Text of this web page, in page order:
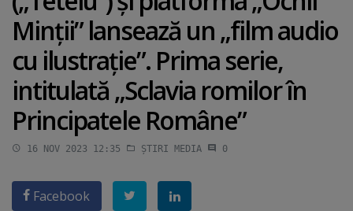
Minţii” lansează un „film audio
cu ilustraţie”. Prima serie,
intitulată „Sclavia romilor în
Principatele Române”
16 NOV 2023 12:35 ȘTIRI MEDIA 0
Facebook